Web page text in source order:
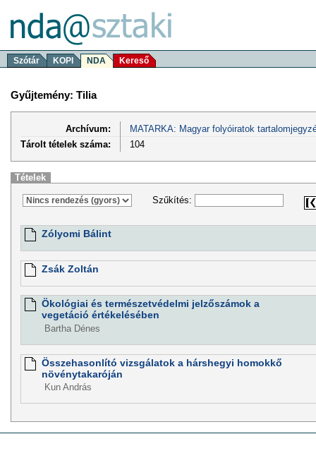
Szótár KOPI NDA Kereső
Gyűjtemény: Tilia
Archívum:
MATARKA: Magyar folyóiratok
Tárolt tételek száma:
104
Tételek
Szűkítés:
Zólyomi Bálint
Zsák Zoltán
Ökológiai és természetvédelmi jelzőszámok a
vegetáció értékelésében
Bartha Dénes
Összehasonlító vizsgálatok a hárshegyi homokkő
növénytakaróján
Kun András